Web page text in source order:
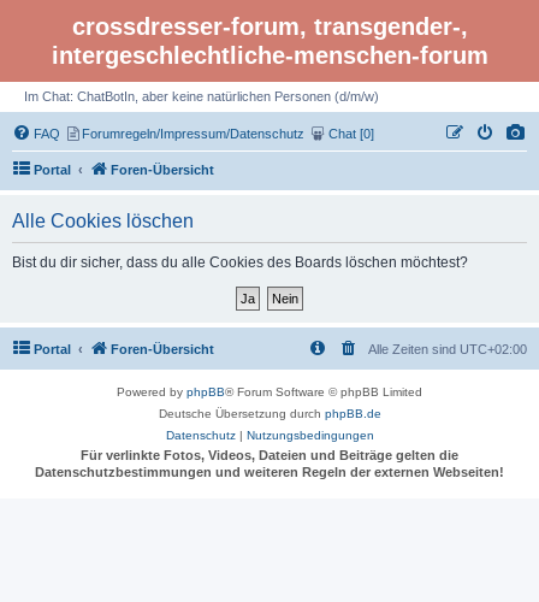
crossdresser-forum, transgender-,
intergeschlechtliche-menschen-forum
Im Chat: ChatBotIn, aber keine natürlichen Personen (d/m/w)
FAQ Forumregeln/Impressum/Datenschutz Chat [0]
Portal Foren-Übersicht
Alle Cookies löschen
Bist du dir sicher, dass du alle Cookies des Boards löschen möchtest?
Portal Foren-Übersicht Alle Zeiten sind UTC+02:00
Powered by phpBB® Forum Software © phpBB Limited
Deutsche Übersetzung durch phpBB.de
Datenschutz| Nutzungsbedingungen
Für verlinkte Fotos, Videos, Dateien und Beiträge gelten die
Datenschutzbestimmungen und weiteren Regeln der externen Webseiten!